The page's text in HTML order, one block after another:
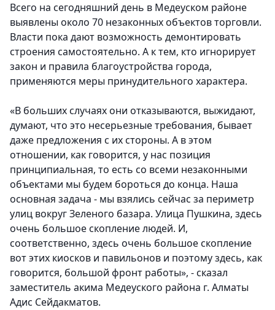
Всего на сегодняшний день в Медеуском районе
выявлены около 70 незаконных объектов торговли.
Власти пока дают возможность демонтировать
строения самостоятельно. А к тем, кто игнорирует
закон и правила благоустройства города,
применяются меры принудительного характера.
«В больших случаях они отказываются, выжидают,
думают, что это несерьезные требования, бывает
даже предложения с их стороны. А в этом
отношении, как говорится, у нас позиция
принципиальная, то есть со всеми незаконными
объектами мы будем бороться до конца. Наша
основная задача - мы взялись сейчас за периметр
улиц вокруг Зеленого базара. Улица Пушкина, здесь
очень большое скопление людей. И,
соответственно, здесь очень большое скопление
вот этих киосков и павильонов и поэтому здесь, как
говорится, большой фронт работы», - сказал
заместитель акима Медеуского района г. Алматы
Адис Сейдакматов.